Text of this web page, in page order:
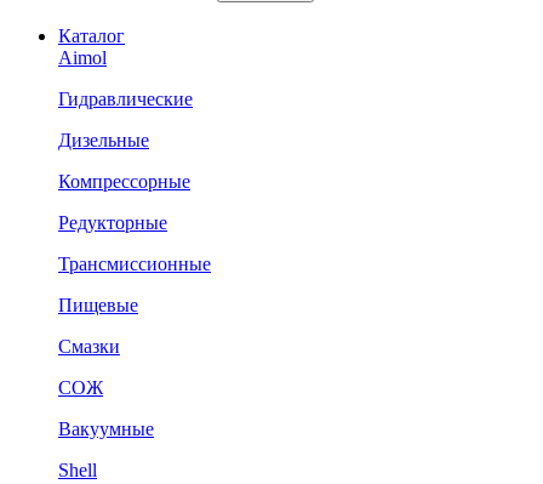
Каталог
Aimol
Гидравлические
Дизельные
Компрессорные
Редукторные
Трансмиссионные
Пищевые
Смазки
СОЖ
Вакуумные
Shell